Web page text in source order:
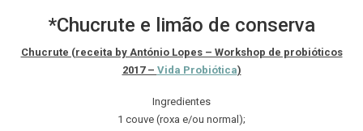
*Chucrute e limão de conserva
Chucrute (receita by António Lopes – Workshop de probióticos
2017 – Vida Probiótica)
Ingredientes
1 couve (roxa e/ou normal);